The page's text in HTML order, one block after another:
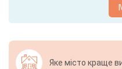
Яке місто краще